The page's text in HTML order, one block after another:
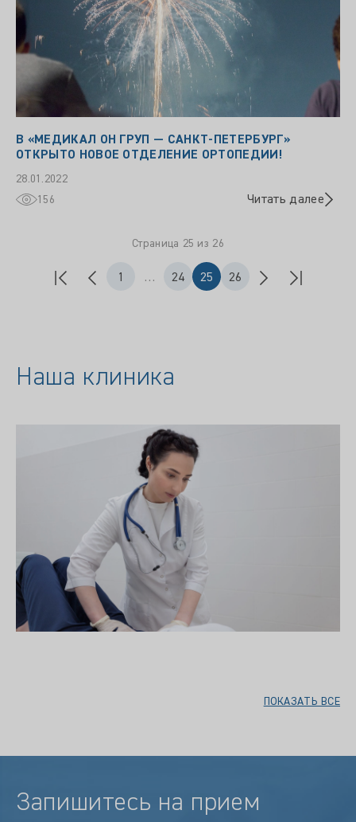
В «МЕДИКАЛ ОН ГРУП — САНКТ-ПЕТЕРБУРГ»
ОТКРЫТО НОВОЕ ОТДЕЛЕНИЕ ОРТОПЕДИИ!
28.01.2022
156
Читать далее
Страница 25 из 26
1 … 24 25 26
Наша клиника
ПОКАЗАТЬ ВСЕ
Запишитесь на прием